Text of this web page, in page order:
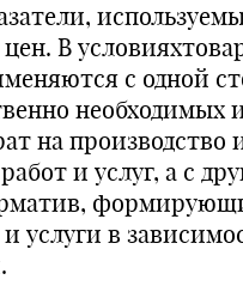
В
с одной
необходимых
на производство
и услуг, а с
услуги в